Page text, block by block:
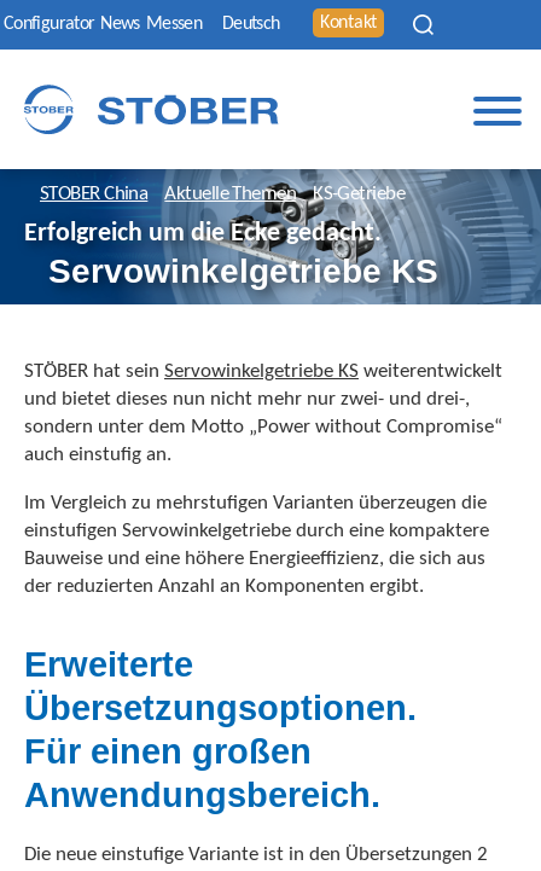
Configurator News Messen Deutsch Kontakt
STOBER China Aktuelle Themen KS-Getriebe
Erfolgreich um die Ecke gedacht.
Servowinkelgetriebe KS
STÖBER hat sein Servowinkelgetriebe KS weiterentwickelt
und bietet dieses nun nicht mehr nur zwei- und drei-,
sondern unter dem Motto „Power without Compromise“
auch einstufig an.
Im Vergleich zu mehrstufigen Varianten überzeugen die
einstufigen Servowinkelgetriebe durch eine kompaktere
Bauweise und eine höhere Energieeffizienz, die sich aus
der reduzierten Anzahl an Komponenten ergibt.
Erweiterte
Übersetzungsoptionen.
Für einen großen
Anwendungsbereich.
Die neue einstufige Variante ist in den Übersetzungen 2